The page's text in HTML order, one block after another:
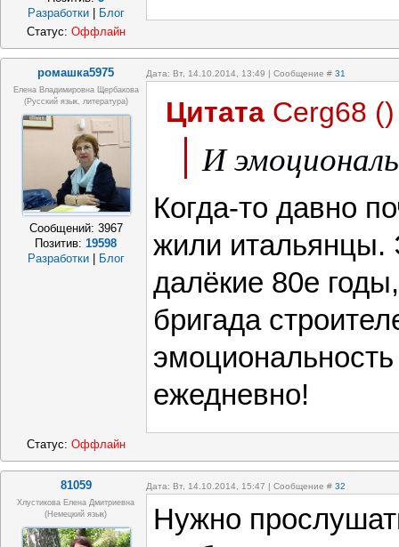
Разработки
Блог
Статус: Оффлайн
ромашка5975 Дата: Вт, 14.10.2014, 13:49 | Сообщение # 31
Елена Владимировна Щербакова
(русский язык, литература)
Сообщений: 3967
Позитив:19598
Разработки
Блог
Цитата Cerg68 ()
И
Когда-то давно
жили
далёкие 80е
бригада
ежедневно!
Статус: Оффлайн
81059 Дата: Вт, 14.10.2014, 15:47 | Сообщение # 32
Хлустикова Елена Дмитриевна
(немецкий язык)
Нужно